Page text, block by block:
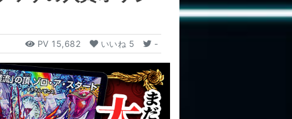
PV 15,682 いいね 5 -